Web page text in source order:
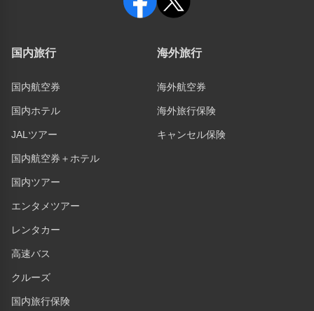
国内旅行
国内航空券
国内ホテル
JALツアー
国内航空券＋ホテル
国内ツアー
エンタメツアー
レンタカー
高速バス
クルーズ
国内旅行保険
海外旅行
海外航空券
海外旅行保険
キャンセル保険